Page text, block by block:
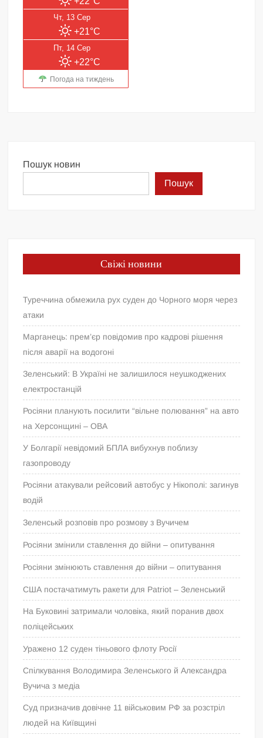
Чт, 13 Сер
+21°C
Пт, 14 Сер
+22°C
Погода на тиждень
Пошук новин
Пошук
Свіжі новини
Туреччина обмежила рух суден до Чорного моря через
атаки
Марганець: прем’єр повідомив про кадрові рішення
після аварії на водогоні
Зеленський: В Україні не залишилося неушкоджених
електростанцій
Росіяни планують посилити “вільне полювання” на авто
на Херсонщині – ОВА
У Болгарії невідомий БПЛА вибухнув поблизу
газопроводу
Росіяни атакували рейсовий автобус у Нікополі: загинув
водій
Зеленськй розповів про розмову з Вучичем
Росіяни змінили ставлення до війни – опитування
Росіяни змінюють ставлення до війни – опитування
США постачатимуть ракети для Patriot – Зеленський
На Буковині затримали чоловіка, який поранив двох
поліцейських
Уражено 12 суден тіньового флоту Росії
Спілкування Володимира Зеленського й Александра
Вучича з медіа
Суд призначив довічне 11 військовим РФ за розстріл
людей на Київщині